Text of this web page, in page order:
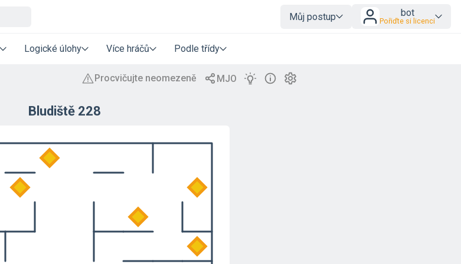
Můj postup bot
Pořiďte si licenci
Logické úlohy Více hráčů Podle třídy
Bludiště 228